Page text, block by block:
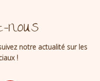
nous
notre actualité sur les
!